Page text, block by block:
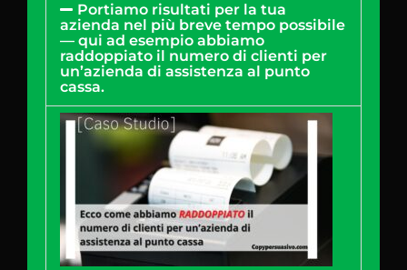
Portiamo risultati per la tua
azienda nel più breve tempo possibile
— qui ad esempio abbiamo
raddoppiato il numero di clienti per
un’azienda di assistenza al punto
cassa.